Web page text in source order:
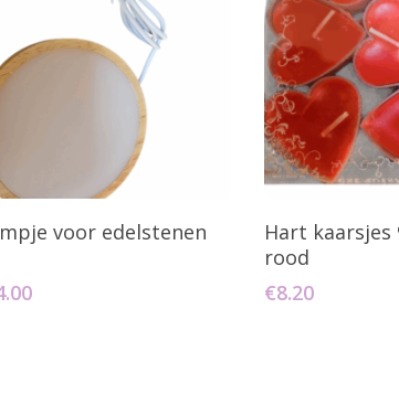
Aan Winkelwagen
voor edelstenen
Huidige
Toevoegen
Hart
rood
€8.20